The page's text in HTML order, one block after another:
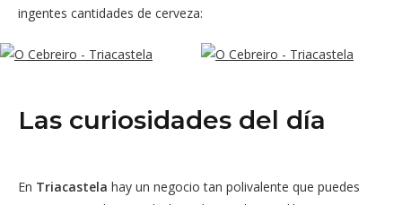
ingentes cantidades de cerveza:
Las curiosidades del día
En Triacastela hay un negocio tan polivalente que puedes